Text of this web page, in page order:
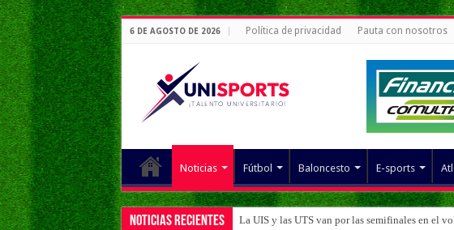
6 DE AGOSTO DE 2026 Política de privacidad Pauta con nosotros
Noticias Fútbol Baloncesto E-sports
Noticias Recientes La UIS y las UTS van por las semifinales en el
La UIS y la UTS ganan en el fútbol sala